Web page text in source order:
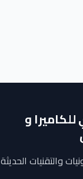
و
والتقنيات الحديثة